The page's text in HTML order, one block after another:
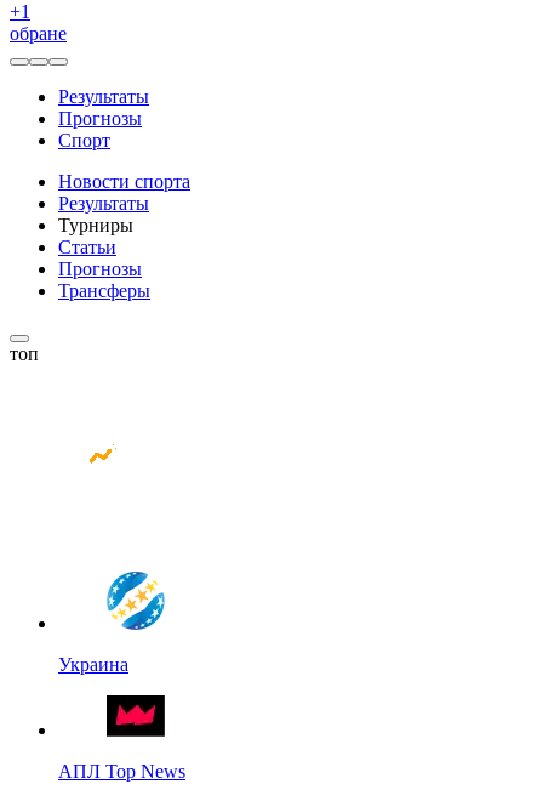
+1
обране
Результаты
Прогнозы
Спорт
Новости спорта
Результаты
Турниры
Статьи
Прогнозы
Трансферы
топ
Украина
АПЛ Top News